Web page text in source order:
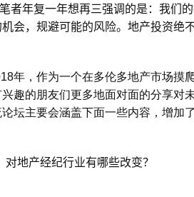
者年复一年想再三强调的是：我们
会，规避可能的风险。地产投资绝不
年，作为一个在多伦多地产市场摸
趣的朋友们更多地面对面的分享对
坛主要会涵盖下面一些内容，增加
地产经纪行业有哪些改变？